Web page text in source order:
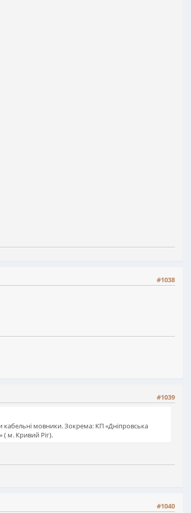
#1038
#1039
кабельні мовники. Зокрема: КП «Дніпровська
( м. Кривий Ріг).
#1040